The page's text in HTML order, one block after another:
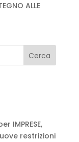
ALLE
IMPRESE,
restrizioni